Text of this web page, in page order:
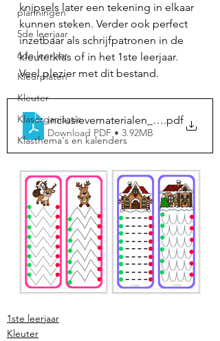
planningen
5de leerjaar
6de leerjaar
Kleurplaten
Kleuter
Klasorganisatie
Klasthema's en kalenders
knipsels later een tekening in elkaar
kunnen steken. Verder ook perfect
inzetbaar als schrijfpatronen in de
kleuterklas of in het 1ste leerjaar.
Veel plezier met dit bestand.
.pdf
Download PDF • 3.92MB
1ste leerjaar
Kleuter